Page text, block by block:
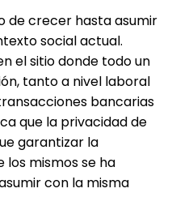
de crecer hasta asumir
social actual.
el sitio donde todo un
tanto a nivel laboral
bancarias
que la privacidad de
garantizar la
los mismos se ha
con la misma